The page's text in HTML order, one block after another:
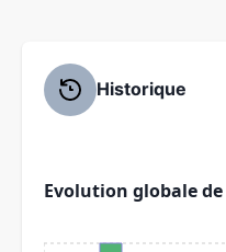
Historique
Evolution globale